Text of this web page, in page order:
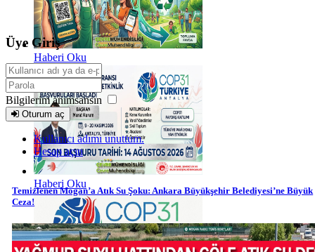
Haberi Oku
Haberi Oku
Üye Giriş
Bilgilerim anımsansın
Oturum aç
Kullanıcı adımı unuttum.
Hesap açın
Temizlenen Mogan’a Atık Su Şoku: Ankara Büyükşehir Belediyesi’ne Büyük
Ceza!